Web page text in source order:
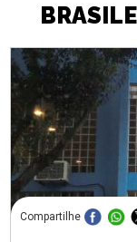
Compartilhe